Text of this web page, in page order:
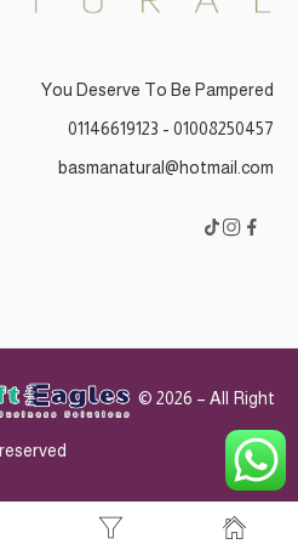
You Deserve To Be Pampered
01008250457 - 01146619123
basmanatural@hotmail.com
© 2026 – All Right
reserved